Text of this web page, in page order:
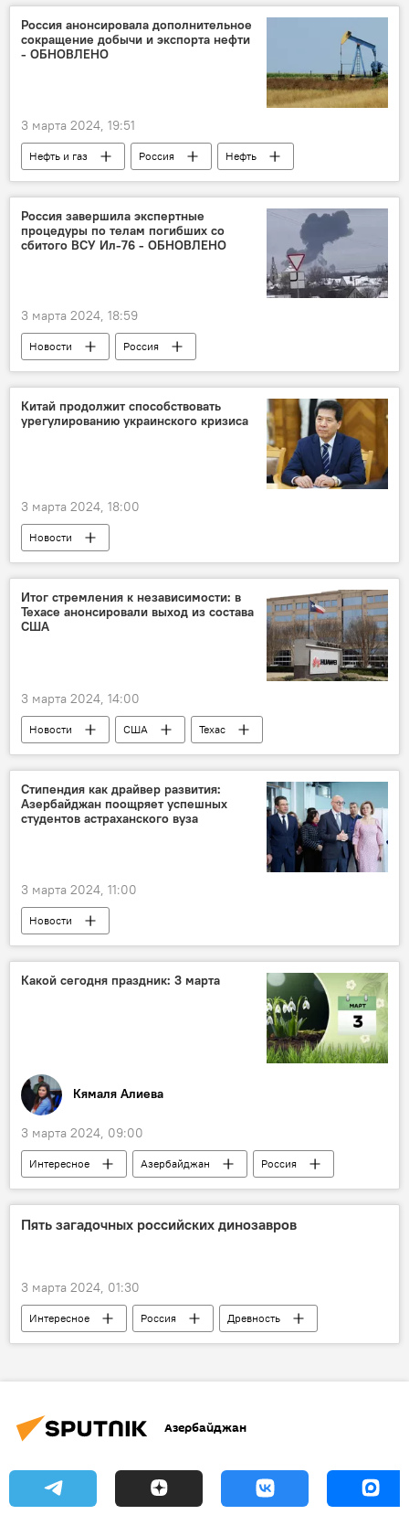
Гастроли
анонс
Шоу
Россия анонсировала дополнительное
сокращение добычи и экспорта нефти
- ОБНОВЛЕНО
3 марта 2024, 19:51
Нефть и газ Россия
Нефть
ОПЕК
Сокращение экспорта
Россия завершила экспертные
процедуры по телам погибших со
сбитого ВСУ Ил-76 - ОБНОВЛЕНО
3 марта 2024, 18:59
Новости
Россия
Белгородская область
Ил-76
ВКС России
Крушение
Общество
Политика
Владимир Путин
Китай продолжит способствовать
урегулированию украинского кризиса
3 марта 2024, 18:00
Новости
спецпредставитель КНР по делам Евразии Ли Хуэй
замглавы МИД РФ Михаил Галузин
Москва
Переговоры
Россия
Украина
Итог стремления к независимости: в
Техасе анонсировали выход из состава
США
3 марта 2024, 14:00
Новости США
Техас
Независимость
Выход
Республиканская партия США
Миграционный кризис
Мексика
Политика
Стипендия как драйвер развития:
Азербайджан поощряет успешных
студентов астраханского вуза
3 марта 2024, 11:00
Новости
Астраханский государственный университет имени В. Н. Татищева
Азербайджан
Стипендия
замминистра науки и образования Азербайджана Фирудин Гурбанов
Образование
Общество
Институт образования Азербайджана
Какой сегодня праздник: 3 марта
Кямаля Алиева
3 марта 2024, 09:00
Интересное Азербайджан
Россия
США
Кто сегодня родился
Какой сегодня праздник
Пять загадочных российских динозавров
3 марта 2024, 01:30
Интересное Россия
Древность
динозавры
Наука
Ученые
Азербайджан